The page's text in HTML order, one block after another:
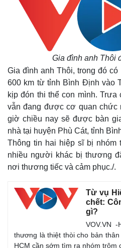
Gia đình anh Thôi
Gia đình anh Thôi, trong đó
600 km từ tỉnh Bình Định vào
kịp đón thi thể con mình. Trưa
vẫn đang được cơ quan chức
giờ chiều nay sẽ được bàn
nhà tại huyện Phù Cát, tỉnh
Thông tin hai hiệp sĩ bị nhóm
nhiều người khác bị thương
nơi thương tiếc và cảm phục./.
Từ vụ
chết:
gì?
VOV.VN
thương là thiệt thòi cho bản
HCM cần sớm tìm ra nhóm trộm